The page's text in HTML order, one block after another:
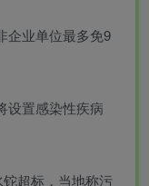
企业单位最多免9
设置感染性疾病
超标，当地称污